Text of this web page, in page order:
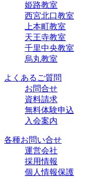
姫路教室
西宮北口教室
上本町教室
天王寺教室
千里中央教室
烏丸教室
よくあるご質問
お問合せ
資料請求
無料体験申込
入会案内
各種お問い合せ
運営会社
採用情報
個人情報保護